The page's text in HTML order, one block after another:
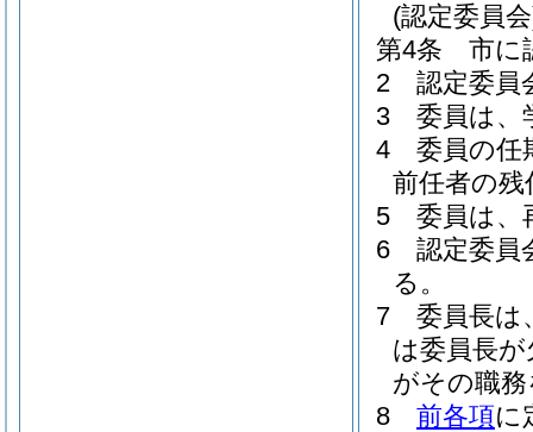
(認定委員
第4条
市に
2
認定委員
3
委員は、
4
委員の任
前任者の
5
委員は、
6
認定委員
る。
7
委員長は
は委員長
がその職
8
前各項に